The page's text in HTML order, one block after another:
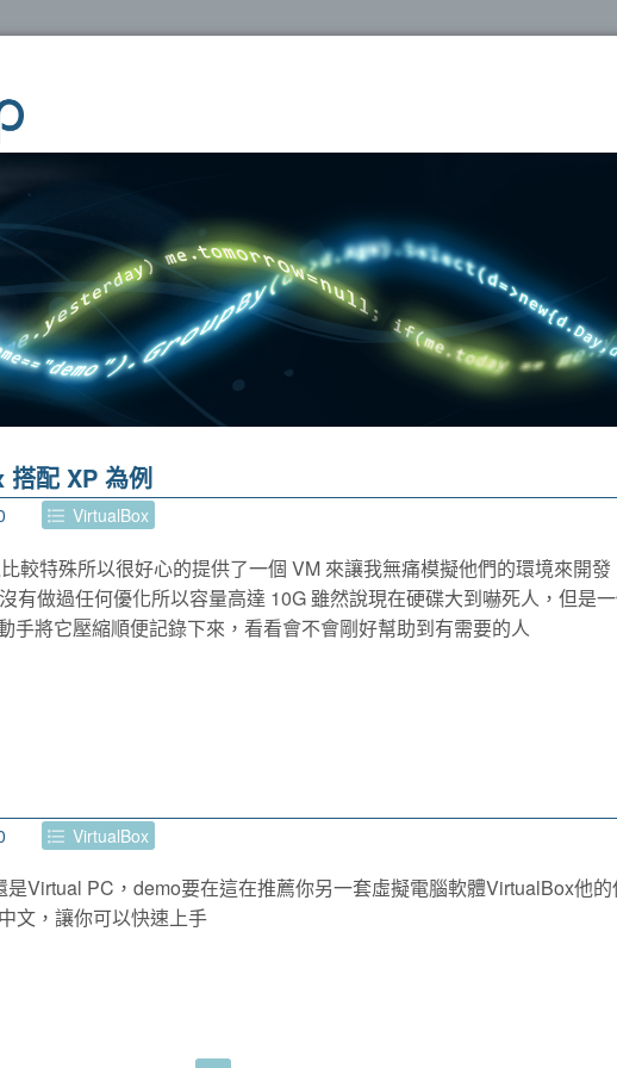
配 XP 為例
VirtualBox
較特殊所以很好心的提供了一個 VM 來讓我無痛模擬他們的環境來開發
有做過任何優化所以容量高達 10G 雖然說現在硬碟大到嚇死人，但是
手將它壓縮順便記錄下來，看看會不會剛好幫助到有需要的人
VirtualBox
Virtual PC，demo要在這在推薦你另一套虛擬電腦軟體VirtualBox他
文，讓你可以快速上手